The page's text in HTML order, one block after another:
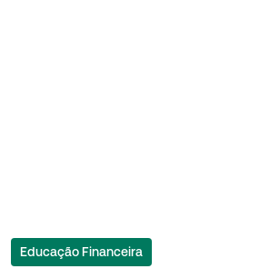
Educação Financeira